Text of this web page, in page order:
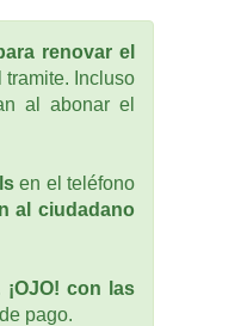
renovar el
tramite. Incluso
al abonar el
en el teléfono
al ciudadano
¡OJO! con las
pago.